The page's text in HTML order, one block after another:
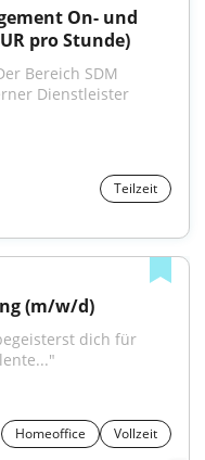
On- und
pro Stunde)
Bereich SDM
Dienstleister
Teilzeit
(m/w/d)
dich für
Homeoffice
Vollzeit